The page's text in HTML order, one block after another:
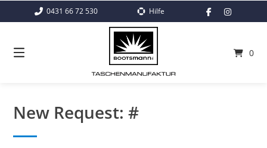
0431 66 72 530 Hilfe
0
New Request: #